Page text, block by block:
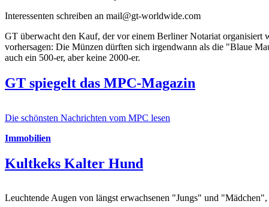
Interessenten schreiben an mail@gt-worldwide.com
GT überwacht den Kauf, der vor einem Berliner Notariat organisiert
vorhersagen: Die Münzen dürften sich irgendwann als die "Blaue
auch ein 500-er, aber keine 2000-er.
GT spiegelt das MPC-Magazin
Die schönsten Nachrichten vom MPC lesen
Immobilien
Kultkeks Kalter Hund
Leuchtende Augen von längst erwachsenen "Jungs" und